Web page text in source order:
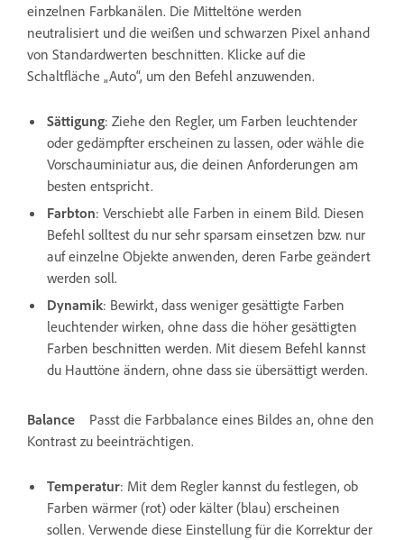
einzelnen Farbkanälen. Die Mitteltöne werden
neutralisiert und die weißen und schwarzen Pixel anhand
von Standardwerten beschnitten. Klicke auf die
Schaltfläche „Auto“, um den Befehl anzuwenden.
Sättigung: Ziehe den Regler, um Farben leuchtender
oder gedämpfter erscheinen zu lassen, oder wähle die
Vorschauminiatur aus, die deinen Anforderungen am
besten entspricht.
Farbton: Verschiebt alle Farben in einem Bild. Diesen
Befehl solltest du nur sehr sparsam einsetzen bzw. nur
auf einzelne Objekte anwenden, deren Farbe geändert
werden soll.
Dynamik: Bewirkt, dass weniger gesättigte Farben
leuchtender wirken, ohne dass die höher gesättigten
Farben beschnitten werden. Mit diesem Befehl kannst
du Hauttöne ändern, ohne dass sie übersättigt werden.
Balance
Passt die Farbbalance eines Bildes an, ohne den
Kontrast zu beeinträchtigen.
Temperatur: Mit dem Regler kannst du festlegen, ob
Farben wärmer (rot) oder kälter (blau) erscheinen
sollen. Verwende diese Einstellung für die Korrektur der